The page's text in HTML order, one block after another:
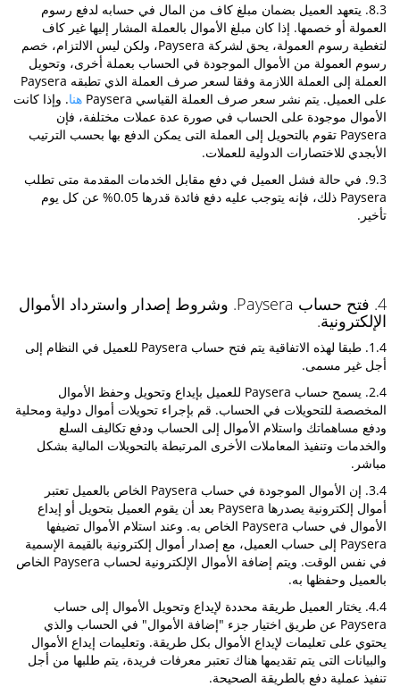
8.3. يتعهد العميل بضمان مبلغ كاف من المال في حسابه لدفع رسوم
العمولة أو خصمها. إذا كان مبلغ الأموال بالعملة المشار إليها غير كاف
لتغطية رسوم العمولة، يحق لشركة Paysera، ولكن ليس الالتزام، خصم
رسوم العمولة من الأموال الموجودة في الحساب بعملة أخرى، وتحويل
العملة إلى العملة اللازمة وفقا لسعر صرف العملة الذي تطبقه Paysera
على العميل. يتم نشر سعر صرف العملة القياسي Paysera
هنا. وإذا كانت
الأموال موجودة على الحساب في صورة عدة عملات مختلفة، فإن
Paysera تقوم بالتحويل إلى العملة التى يمكن الدفع بها بحسب الترتيب
الأبجدي للاختصارات الدولية للعملات.
9.3. في حالة فشل العميل في دفع مقابل الخدمات المقدمة متى تطلب
Paysera ذلك، فإنه يتوجب عليه دفع فائدة قدرها 0.05% عن كل يوم
تأخير.
4. فتح حساب Paysera. وشروط إصدار واسترداد الأموال
الإلكترونية.
1.4. طبقا لهذه الاتفاقية يتم فتح حساب Paysera للعميل في النظام إلى
أجل غير مسمى.
2.4. يسمح حساب Paysera للعميل بإيداع وتحويل وحفظ الأموال
المخصصة للتحويلات في الحساب. قم بإجراء تحويلات أموال دولية ومحلية
ودفع مساهماتك واستلام الأموال إلى الحساب ودفع تكاليف السلع
والخدمات وتنفيذ المعاملات الأخرى المرتبطة بالتحويلات المالية بشكل
مباشر.
3.4. إن الأموال الموجودة في حساب Paysera الخاص بالعميل تعتبر
أموال إلكترونية يصدرها Paysera بعد أن يقوم العميل بتحويل أو إيداع
الأموال في حساب Paysera الخاص به. وعند استلام الأموال تضيفها
Paysera إلى حساب العميل، مع إصدار أموال إلكترونية بالقيمة الإسمية
في نفس الوقت. ويتم إضافة الأموال الإلكترونية لحساب Paysera الخاص
بالعميل وحفظها به.
4.4. يختار العميل طريقة محددة لإيداع وتحويل الأموال إلى حساب
Paysera عن طريق اختيار جزء "إضافة الأموال" في الحساب والذي
يحتوي على تعليمات لإيداع الأموال بكل طريقة. وتعليمات إيداع الأموال
والبيانات التى يتم تقديمها هناك تعتبر معرفات فريدة، يتم طلبها من أجل
تنفيذ عملية دفع بالطريقة الصحيحة.